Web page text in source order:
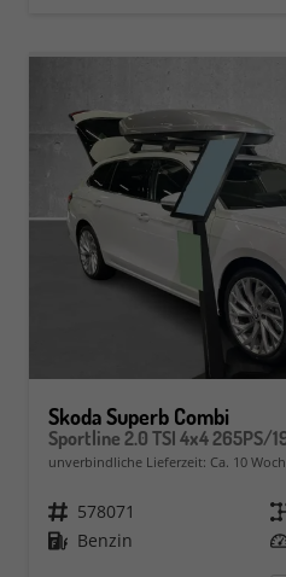
Skoda Superb Combi
Sportline 2.0 TSI 4x4 265PS/
unverbindliche Lieferzeit: Ca. 10
Fahrzeugnr. 578071
Kraftstoff Benzin